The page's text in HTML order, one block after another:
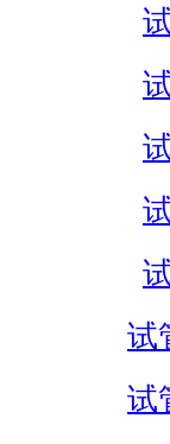
试
试